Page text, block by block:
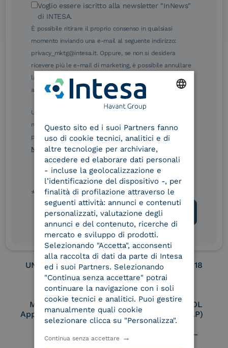
eIDAS Qualified Trust
Service Provider
eIDAS Qualified Trust
Remote Qualified
Electronic Signature /
Seal Creation
Service Provider e
Aggregatore SPID
Service Provider e
Aggregatore CIE
Conservatore
qualificato
UNI EN ISO 37001
UNI EN ISO 9001 UNI EN ISO 27001
UNI EN ISO 27017 UNI EN ISO 27018
Membro Adobe
Approved Trust List
Certified PEPPOL
Access Point (AP)
Voglio essere iscritto alla newsletter "InNews"
di INTESA.
È possibile ritirare il proprio consenso in qualsiasi
momento inviando una e-mail al seguente indirizzo:
privacy_mktg@intesa.it. Oppure, se non si desidera
ricevere più le e-mail di marketing, è possibile annullare
la sottoscrizione facendo clic sul relativo link di
annullamento sottoscrizione, in qualsiasi e-mail.
Ulteriori informazioni sulle procedure sono disponibili
nelle Norme di tutela della privacy INTESA. Inoltrando il
presente modulo, dichiaro di aver letto e compreso le
Norme di tutela della privacy INTESA.
* campo obbligatorio
ITALIAN
Questo sito ed i suoi Partners fanno
uso di cookie tecnici, analitici e di
altre tecnologie per archiviare,
accedere ed elaborare dati personali
- incluse la geolocalizzazione e
l’identificazione del dispositivo -, per
finalità di profilazione attraverso le
seguenti attività: annunci e contenuti
personalizzati, valutazione degli
annunci e del contenuto, ricerche di
mercato e sviluppo di prodotti.
Selezionando "Accetta", acconsenti
alla raccolta di dati da parte di Intesa
ed i suoi Partners. Selezionando
"Continua senza accettare" potrai
continuare la navigazione con i soli
cookie tecnici e analitici. Puoi gestire
manualmente quali cookie
selezionare clicca su "Personalizza".
Continua senza accettare